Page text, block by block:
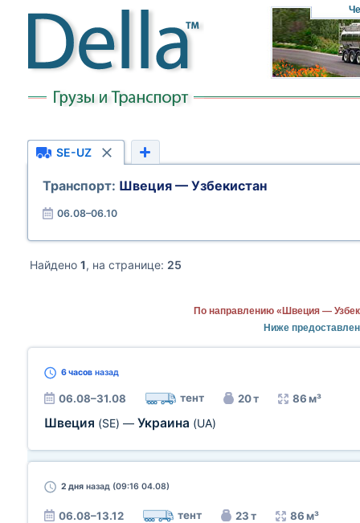
SE-UZ
Транспорт: Швеция — Узбекистан
06.08–06.10
Найдено 1, на странице: 25
По направлению «Швеция —
Ниже
6 часов назад
06.08–31.08 тент 20 т 86 м³
Швеция (SE) — Украина (UA)
2 дня назад (09:16 04.08)
06.08–13.12 тент 23 т 86 м³